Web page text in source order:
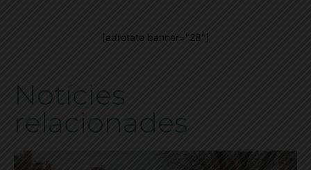
[adrotate banner="28"]
Notícies
relacionades